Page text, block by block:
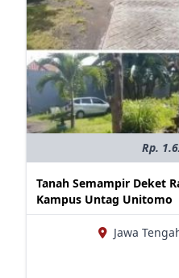
Rp.
Tanah Semampir Deket
Kampus Untag Unitomo
Jawa